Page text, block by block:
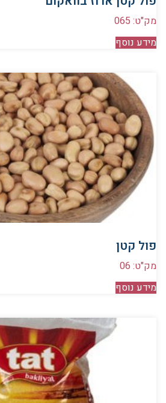
מק"ט: 065
מידע נוסף
פול קטן
מק"ט: 06
מידע נוסף